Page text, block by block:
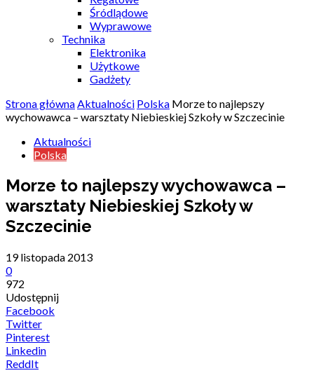
Śródlądowe
Wyprawowe
Technika
Elektronika
Użytkowe
Gadżety
Strona głównaAktualności Polska Morze to najlepszy
wychowawca – warsztaty Niebieskiej Szkoły w Szczecinie
Aktualności
Polska
Morze to najlepszy wychowawca –
warsztaty Niebieskiej Szkoły w
Szczecinie
19 listopada 2013
0
972
Udostępnij
Facebook
Twitter
Pinterest
Linkedin
ReddIt